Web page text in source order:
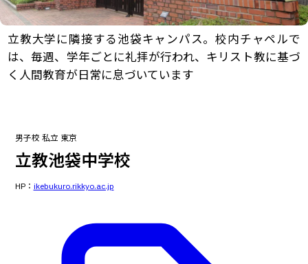
立教大学に隣接する池袋キャンパス。校内チャペルで
は、毎週、学年ごとに礼拝が行われ、キリスト教に基づ
く人間教育が日常に息づいています
男子校 私立 東京
立教池袋中学校
HP： ikebukuro.rikkyo.ac.jp